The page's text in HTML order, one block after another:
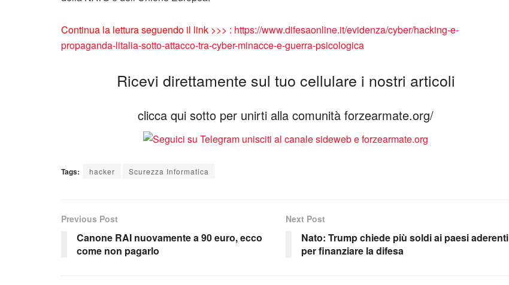
Continua la lettura seguendo il link >>> : https://www.difesaonline.it/evidenza/cyber/hacking-e-
propaganda-litalia-sotto-attacco-tra-cyber-minacce-e-guerra-psicologica
Ricevi direttamente sul tuo cellulare i nostri articoli
clicca qui sotto per unirti alla comunità forzearmate.org/
Tags: hacker Scurezza Informatica
Previous Post
Canone RAI nuovamente a 90 euro, ecco
come non pagarlo
Next Post
Nato: Trump chiede più soldi ai paesi aderenti
per finanziare la difesa